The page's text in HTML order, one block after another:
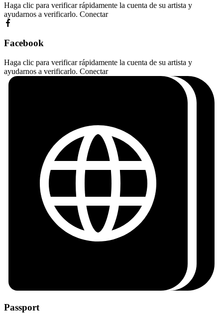
Haga clic para verificar rápidamente la cuenta de su artista y
ayudarnos a verificarlo. Conectar
Facebook
Haga clic para verificar rápidamente la cuenta de su artista y
ayudarnos a verificarlo. Conectar
Passport